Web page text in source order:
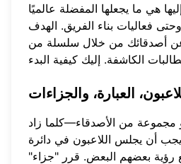
هي ما يجعلها المفضلة عالميًا
فعاليات بناء الفريق. الهدف
أصدقائك من خلال سلسلة من
العبارة، والجزاءات
مجموعة من الأصدقاء—كلما زاد
يجب أن يجلس اللاعبون في دائرة
رؤية بعضهم البعض. قرر "جزاء"